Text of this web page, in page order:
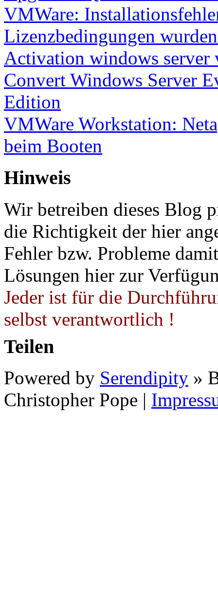
VMWare:
Lizenzbedingungen
Activation windows server
Convert Windows Server
Edition
VMWare Workstation:
beim Booten
Hinweis
Wir betreiben dieses Blog
die Richtigkeit der hier
Fehler bzw. Probleme
Lösungen hier zur
Jeder ist für die
selbst verantwortlich !
Teilen
Powered by Serendipity »
Christopher Pope |